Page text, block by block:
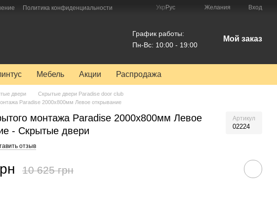
Политика конфиденциальности Укр Рус Желания Вход
График работы:
Пн-Вс: 10:00 - 19:00
Мой заказ
Мебель Акции Распродажа
двери
Скрытые двери Paradise door club
Paradise 2000х800мм Левое открывание
монтажа Paradise 2000х800мм Левое
- Скрытые двери
Артикул
02224
отзыв
10 625 грн